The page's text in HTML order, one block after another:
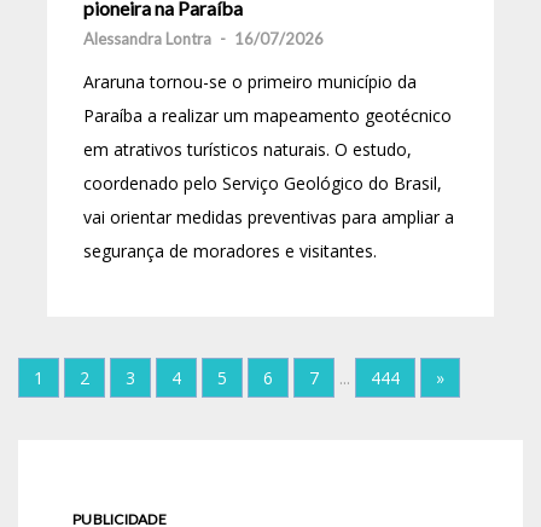
pioneira na Paraíba
Alessandra Lontra - 16/07/2026
Araruna tornou-se o primeiro município da
Paraíba a realizar um mapeamento geotécnico
em atrativos turísticos naturais. O estudo,
coordenado pelo Serviço Geológico do Brasil,
vai orientar medidas preventivas para ampliar a
segurança de moradores e visitantes.
1 2 3 4 5 6 7 ... 444 »
PUBLICIDADE